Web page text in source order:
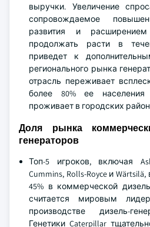
выручки. Увеличение
сопровождаемое
развития и
продолжать расти в
приведет к
регионального рынка
отрасль переживает
более 80% ее
проживает в городских
Доля рынка
генераторов
Топ-5 игроков, включая
Cummins, Rolls-Royce и
45% в коммерческой
считается мировым
производстве дизель-
Генетики Caterpillar